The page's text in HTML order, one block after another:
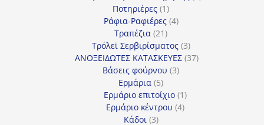
Ποτηριέρες 11
προϊόν
Ράφια-Ραφιέρες 44
Τραπέζια 2121
προϊόντα
Τρόλεϊ Σερβιρίσματος 33
προϊόντα
ΑΝΟΞΕΙΔΩΤΕΣ ΚΑΤΑΣΚΕΥΕΣ 3737
Βάσεις φούρνου 33
Ερμάρια 55
προϊόντα
Ερμάριο επιτοίχιο 11
προϊόν
Ερμάριο κέντρου 44
Κάδοι 33